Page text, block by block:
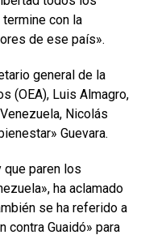
con la
de ese país».
general de la
(OEA), Luis Almagro,
Nicolás
Guevara.
que paren los
ha aclamado
se ha referido a
contra Guaidó» para